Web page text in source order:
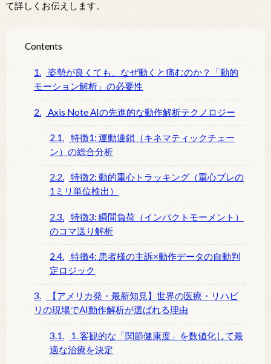
て詳しくお伝えします。
Contents
1.
姿勢が良くても、なぜ動くと痛むのか？「動的
モーション解析」の必要性
2. Axis Note AIの先進的な動作解析テクノロジー
2.1.
特徴1: 運動連鎖（キネマティックチェー
ン）の総合分析
2.2.
特徴2: 動的重心トラッキング（重心ブレの
1ミリ単位検出）
2.3.
特徴3: 瞬間負荷（インパクトモーメント）
のコマ送り解析
2.4.
特徴4: 患者様の主訴×動作データの自動判
定ロジック
3.
【アメリカ発・最新知見】世界の医療・リハビ
リの現場でAI動作解析が選ばれる理由
3.1.
1. 客観的な「関節健康度」を数値化して最
適な治療を決定